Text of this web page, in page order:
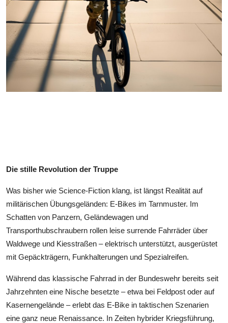
Die stille Revolution der Truppe
Was bisher wie Science-Fiction klang, ist längst Realität auf
militärischen Übungsgeländen: E-Bikes im Tarnmuster. Im
Schatten von Panzern, Geländewagen und
Transporthubschraubern rollen leise surrende Fahrräder über
Waldwege und Kiesstraßen – elektrisch unterstützt, ausgerüstet
mit Gepäckträgern, Funkhalterungen und Spezialreifen.
Während das klassische Fahrrad in der Bundeswehr bereits seit
Jahrzehnten eine Nische besetzte – etwa bei Feldpost oder auf
Kasernengelände – erlebt das E-Bike in taktischen Szenarien
eine ganz neue Renaissance. In Zeiten hybrider Kriegsführung,